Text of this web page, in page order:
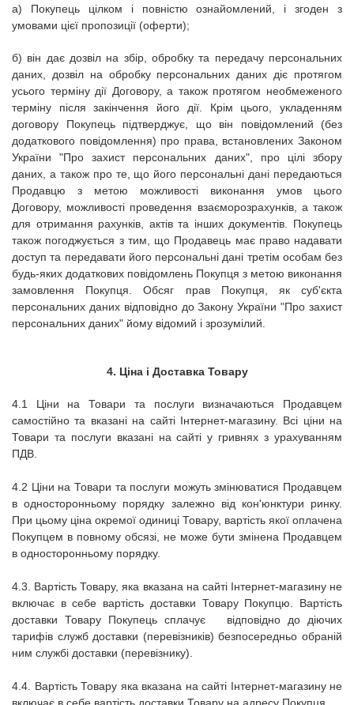
а) Покупець цілком і повністю ознайомлений, і згоден з
умовами цієї пропозиції (оферти);
б) він дає дозвіл на збір, обробку та передачу персональних
даних, дозвіл на обробку персональних даних діє протягом
усього терміну дії Договору, а також протягом необмеженого
терміну після закінчення його дії.
Крім цього, укладенням
договору Покупець підтверджує, що він повідомлений (без
додаткового повідомлення) про права, встановлених Законом
України "Про захист персональних даних", про цілі збору
даних, а також про те, що його персональні дані передаються
Продавцю з метою можливості виконання умов цього
Договору, можливості проведення взаєморозрахунків, а також
для отримання рахунків, актів та інших документів.
Покупець
також погоджується з тим, що Продавець має право надавати
доступ та передавати його персональні дані третім особам без
будь-яких додаткових повідомлень Покупця з метою виконання
замовлення Покупця.
Обсяг прав Покупця, як суб'єкта
персональних даних відповідно до Закону України "Про захист
персональних даних" йому відомий і зрозумілий.
4. Ціна і Доставка Товару
4.1 Ціни на Товари та послуги визначаються Продавцем
самостійно та вказані на сайті Інтернет-магазину. Всі ціни на
Товари та послуги вказані на сайті у гривнях з урахуванням
ПДВ.
4.2 Ціни на Товари та послуги можуть змінюватися Продавцем
в односторонньому порядку залежно від кон'юнктури ринку.
При цьому ціна окремої одиниці Товару, вартість якої оплачена
Покупцем в повному обсязі, не може бути змінена Продавцем
в односторонньому порядку.
4.3. Вартість Товару, яка вказана на сайті Інтернет-магазину не
включає в себе вартість доставки Товару Покупцю. Вартість
доставки Товару Покупець сплачує відповідно до діючих
тарифів служб доставки (перевізників) безпосередньо обраній
ним службі доставки (перевізнику).
4.4. Вартість Товару яка вказана на сайті Інтернет-магазину не